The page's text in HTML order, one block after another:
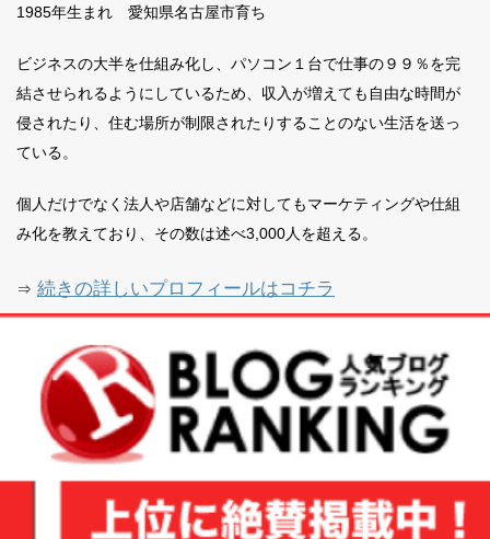
1985年生まれ 愛知県名古屋市育ち
ビジネスの大半を仕組み化し、パソコン１台で仕事の９９％を完
結させられるようにしているため、収入が増えても自由な時間が
侵されたり、住む場所が制限されたりすることのない生活を送っ
ている。
個人だけでなく法人や店舗などに対してもマーケティングや仕組
み化を教えており、その数は述べ3,000人を超える。
⇒ 続きの詳しいプロフィールはコチラ